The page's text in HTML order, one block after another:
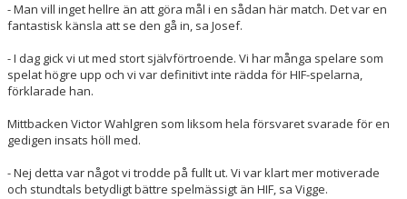
- Man vill inget hellre än att göra mål i en sådan här match. Det var en
fantastisk känsla att se den gå in, sa Josef.
- I dag gick vi ut med stort självförtroende. Vi har många spelare som
spelat högre upp och vi var definitivt inte rädda för HIF-spelarna,
förklarade han.
Mittbacken Victor Wahlgren som liksom hela försvaret svarade för en
gedigen insats höll med.
- Nej detta var något vi trodde på fullt ut. Vi var klart mer motiverade
och stundtals betydligt bättre spelmässigt än HIF, sa Vigge.